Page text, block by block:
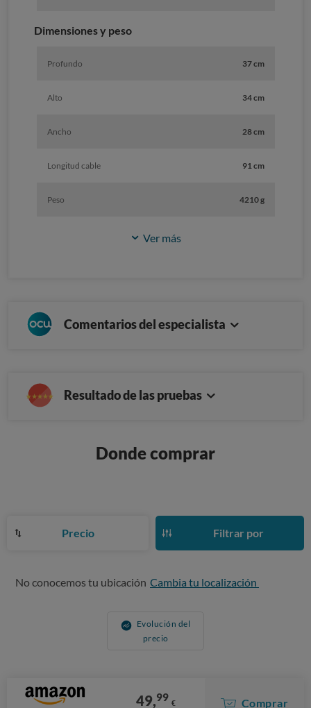
Dimensiones y peso
Profundo 37 cm
Alto 34 cm
Ancho 28 cm
Longitud cable 91 cm
Peso 4210 g
Ver más
Comentarios del especialista
Resultado de las pruebas
Donde comprar
Precio Filtrar por
No conocemos tu ubicación Cambia tu localización
Evolución del
precio
49,99 € Comprar